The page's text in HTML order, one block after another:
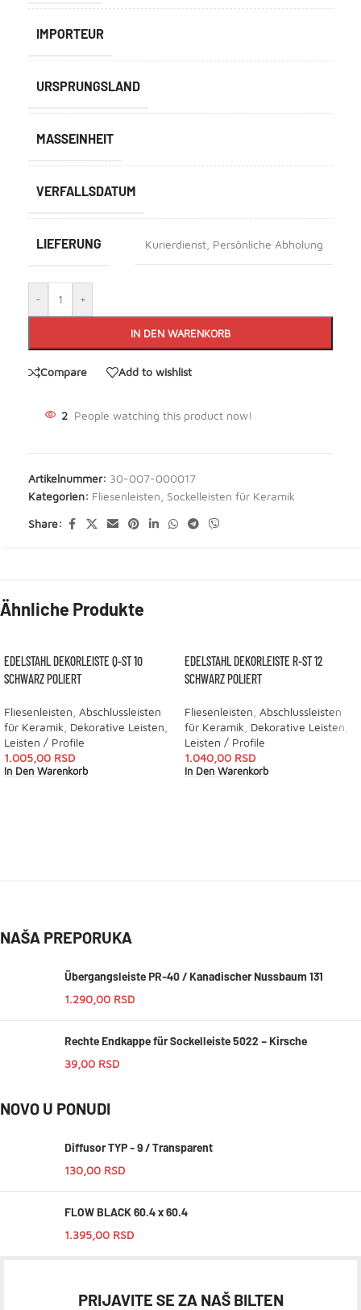
IMPORTEUR
URSPRUNGSLAND
MASSEINHEIT
VERFALLSDATUM
LIEFERUNG Kurierdienst Persönliche Abholung
- +
IN DEN WARENKORB
Compare Add to wishlist
2 People watching this product now!
Artikelnummer: 30-007-000017
Kategorien: Fliesenleisten Sockelleisten für Keramik
Share:
Ähnliche Produkte
EDELSTAHL DEKORLEISTE Q-ST 10
SCHWARZ POLIERT
Fliesenleisten Abschlussleisten
für Keramik Dekorative Leisten
Leisten / Profile
1.005,00 RSD
In Den Warenkorb
EDELSTAHL DEKORLEISTE R-ST 12
SCHWARZ POLIERT
Fliesenleisten Abschlussleisten
für Keramik Dekorative Leisten
Leisten / Profile
1.040,00 RSD
In Den Warenkorb
NAŠA PREPORUKA
Übergangsleiste PR-40 / Kanadischer Nussbaum 131
1.290,00 RSD
Rechte Endkappe für Sockelleiste 5022 – Kirsche
39,00 RSD
NOVO U PONUDI
Diffusor TYP - 9 / Transparent
130,00 RSD
FLOW BLACK 60.4 x 60.4
1.395,00 RSD
PRIJAVITE SE ZA NAŠ BILTEN